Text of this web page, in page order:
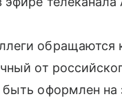
обращаются
от
оформлен